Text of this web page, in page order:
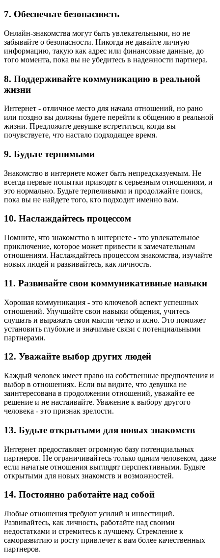
7. Обеспечьте безопасность
Онлайн-знакомства могут быть увлекательными, но не
забывайте о безопасности. Никогда не давайте личную
информацию, такую как адрес или финансовые данные, до
того момента, пока вы не убедитесь в надежности партнера.
8. Поддерживайте коммуникацию в реальной
жизни
Интернет - отличное место для начала отношений, но рано
или поздно вы должны будете перейти к общению в реальной
жизни. Предложите девушке встретиться, когда вы
почувствуете, что настало подходящее время.
9. Будьте терпимыми
Знакомство в интернете может быть непредсказуемым. Не
всегда первые попытки приводят к серьезным отношениям, и
это нормально. Будьте терпеливыми и продолжайте поиск,
пока вы не найдете того, кто подходит именно вам.
10. Наслаждайтесь процессом
Помните, что знакомство в интернете - это увлекательное
приключение, которое может привести к замечательным
отношениям. Наслаждайтесь процессом знакомства, изучайте
новых людей и развивайтесь, как личность.
11. Развивайте свои коммуникативные навыки
Хорошая коммуникация - это ключевой аспект успешных
отношений. Улучшайте свои навыки общения, учитесь
слушать и выражать свои мысли четко и ясно. Это поможет
установить глубокие и значимые связи с потенциальными
партнерами.
12. Уважайте выбор других людей
Каждый человек имеет право на собственные предпочтения и
выбор в отношениях. Если вы видите, что девушка не
заинтересована в продолжении отношений, уважайте ее
решение и не настаивайте. Уважение к выбору другого
человека - это признак зрелости.
13. Будьте открытыми для новых знакомств
Интернет предоставляет огромную базу потенциальных
партнеров. Не ограничивайтесь только одним человеком, даже
если начатые отношения выглядят перспективными. Будьте
открытыми для новых знакомств и возможностей.
14. Постоянно работайте над собой
Любые отношения требуют усилий и инвестиций.
Развивайтесь, как личность, работайте над своими
недостатками и стремитесь к лучшему. Стремление к
саморазвитию и росту привлечет к вам более качественных
партнеров.